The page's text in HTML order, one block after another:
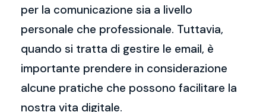
per la comunicazione sia a livello
personale che professionale. Tuttavia,
quando si tratta di gestire le email, è
importante prendere in considerazione
alcune pratiche che possono facilitare la
nostra vita digitale.